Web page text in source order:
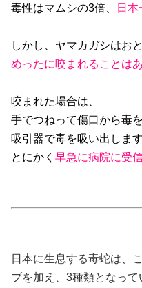
毒性はマムシの3倍、 日
しかし、ヤマカガシはお
めったに咬まれることは
咬まれた場合は、
手でつねって傷口から毒
吸引器で毒を吸い出しま
とにかく 早急に病院に受
日本に生息する毒蛇は、
ブを加え、3種類となって